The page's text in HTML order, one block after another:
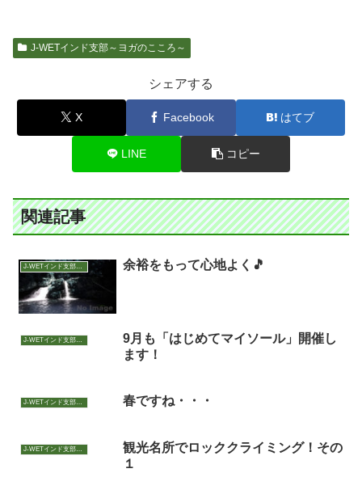
J-WETインド支部～ヨガのこころ～
シェアする
X Facebook はてブ
LINE コピー
関連記事
J-WETインド支部～ヨガのこころ～ 余裕をもって心地よく🎵
J-WETインド支部～ヨガのこころ～
9月も「はじめてマイソール」開催し
ます！
J-WETインド支部～ヨガのこころ～ 春ですね・・・
J-WETインド支部～ヨガのこころ～
観光名所でロッククライミング！その
１